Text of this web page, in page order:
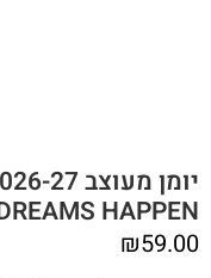
DREAMS HAPPEN
₪59.00